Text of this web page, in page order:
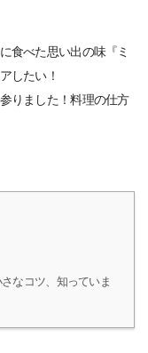
食べた思い出の味『ミ
したい！
りました！料理の仕方
なコツ、知っていま